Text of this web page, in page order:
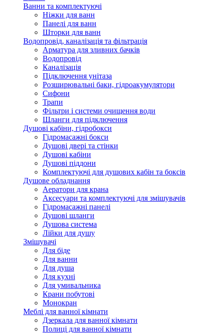
Ванни та комплектуючі
Ніжки для ванн
Панелі для ванн
Шторки для ванн
Водопровід, каналізація та фільтрація
Арматура для зливних бачків
Водопровід
Каналізація
Підключення унітаза
Розширювальні баки, гідроакумулятори
Сифони
Трапи
Фільтри і системи очищення води
Шланги для підключення
Душові кабіни, гідробокси
Гідромасажні бокси
Душові двері та стінки
Душові кабіни
Душові піддони
Комплектуючі для душових кабін та боксів
Душове обладнання
Аератори для крана
Аксесуари та комплектуючі для змішувачів
Гідромасажні панелі
Душові шланги
Душова система
Лійки для душу
Змішувачі
Для біде
Для ванни
Для душа
Для кухні
Для умивальника
Крани побутові
Монокран
Меблі для ванної кімнати
Дзеркала для ванної кімнати
Полиці для ванної кімнати